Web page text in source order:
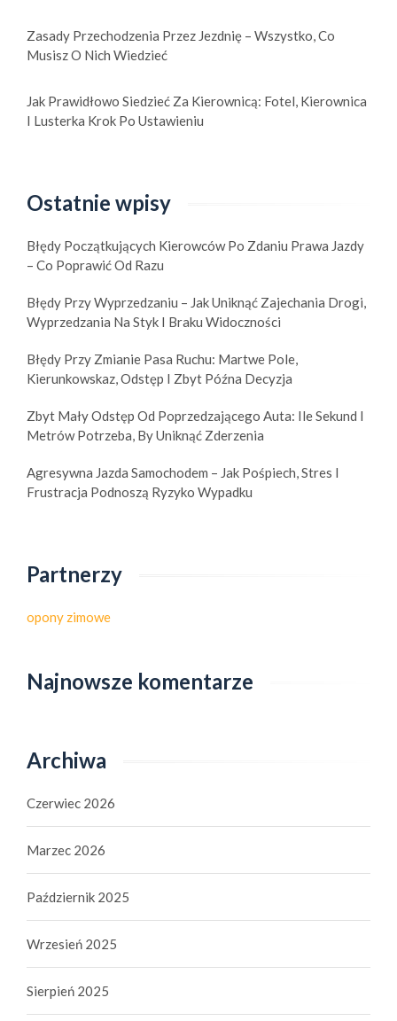
Zasady Przechodzenia Przez Jezdnię – Wszystko, Co
Musisz O Nich Wiedzieć
Jak Prawidłowo Siedzieć Za Kierownicą: Fotel, Kierownica
I Lusterka Krok Po Ustawieniu
Ostatnie wpisy
Błędy Początkujących Kierowców Po Zdaniu Prawa Jazdy
– Co Poprawić Od Razu
Błędy Przy Wyprzedzaniu – Jak Uniknąć Zajechania Drogi,
Wyprzedzania Na Styk I Braku Widoczności
Błędy Przy Zmianie Pasa Ruchu: Martwe Pole,
Kierunkowskaz, Odstęp I Zbyt Późna Decyzja
Zbyt Mały Odstęp Od Poprzedzającego Auta: Ile Sekund I
Metrów Potrzeba, By Uniknąć Zderzenia
Agresywna Jazda Samochodem – Jak Pośpiech, Stres I
Frustracja Podnoszą Ryzyko Wypadku
Partnerzy
opony zimowe
Najnowsze komentarze
Archiwa
Czerwiec 2026
Marzec 2026
Październik 2025
Wrzesień 2025
Sierpień 2025